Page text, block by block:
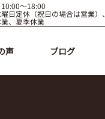
～18:00
日定休（祝日の場合は営業）
、夏季休業
声 ブログ